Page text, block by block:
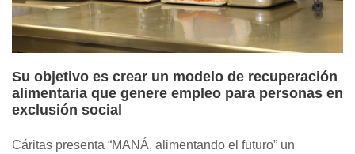
Su objetivo es crear un modelo de recuperación
alimentaria que genere empleo para personas en
exclusión social
Cáritas presenta “MANÁ, alimentando el futuro” un